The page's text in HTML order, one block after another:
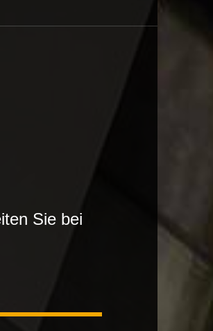
Sie bei